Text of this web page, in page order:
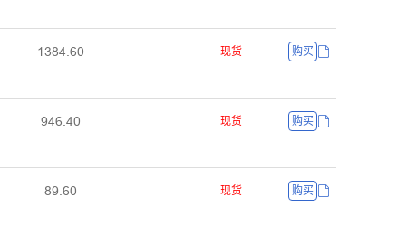
ǝŁȬȂŤƧř 现货 购买
ůȂƧŤȂř 现货 购买
ȬůŤƧř 现货 购买